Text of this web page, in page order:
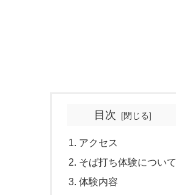
目次
アクセス
そば打ち体験について
体験内容